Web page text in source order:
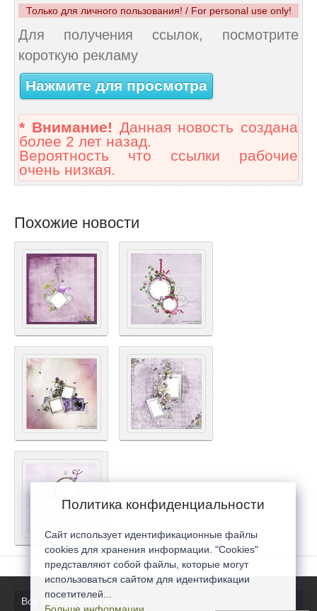
Только для личного пользования! / For personal use only!
Для получения ссылок, посмотрите
короткую рекламу
Нажмите для просмотра
* Внимание! Данная новость создана
более 2 лет назад.
Вероятность что ссылки рабочие
очень низкая.
Похожие новости
Все последние новости
Политика конфиденциальности
Сайт использует идентификационные файлы
cookies для хранения информации. "Cookies"
представляют собой файлы, которые могут
использоваться сайтом для идентификации
посетителей...